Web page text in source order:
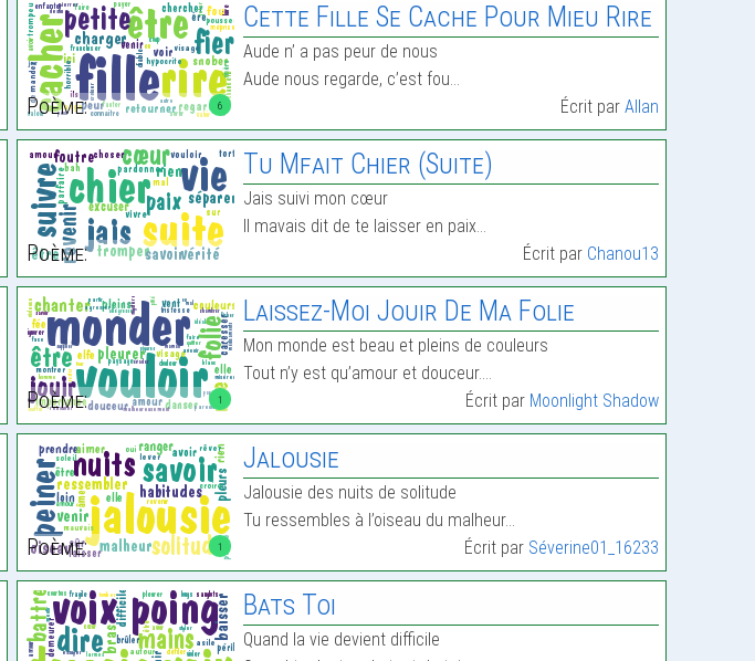
6
Poème:
Cette Fille Se Cache Pour Mieu Rire
Aude n’ a pas peur de nous
Aude nous regarde, c’est fou…
Écrit parAllan
Poème:
Tu Mfait Chier (Suite)
Jais suivi mon cœur
Il mavais dit de te laisser en paix…
Écrit par Chanou13
1
Poème:
Laissez-Moi Jouir De Ma Folie
Mon monde est beau et pleins de couleurs
Tout n’y est qu’amour et douceur.…
Écrit par Moonlight Shadow
1
Poème:
Jalousie
Jalousie des nuits de solitude
Tu ressembles à l’oiseau du malheur…
Écrit par Séverine01_16233
Bats Toi
Quand la vie devient difficile